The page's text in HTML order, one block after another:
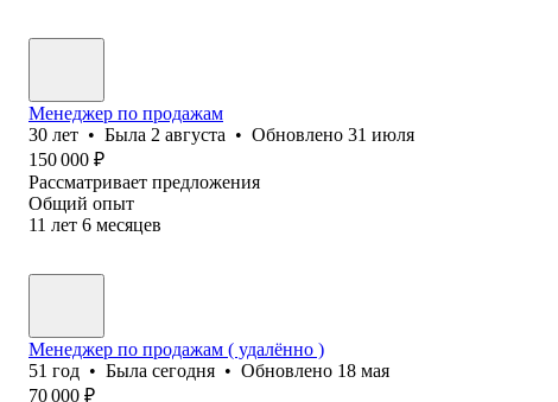
Менеджер по продажам
30 лет • Была 2 августа • Обновлено 31 июля
150 000 ₽
Рассматривает предложения
Общий опыт
11 лет 6 месяцев
Менеджер по продажам ( удалённо )
51 год • Была сегодня • Обновлено 18 мая
70 000 ₽